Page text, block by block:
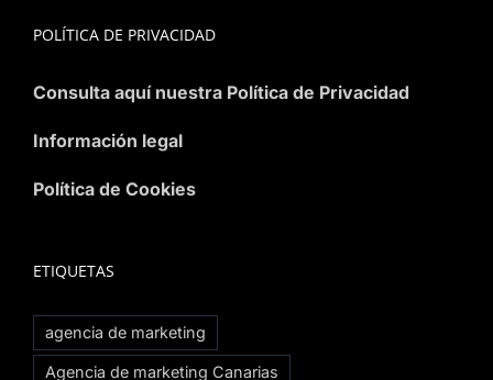
POLÍTICA DE PRIVACIDAD
Consulta aquí nuestra Política de Privacidad
Información legal
Política de Cookies
ETIQUETAS
agencia de marketing
Agencia de marketing Canarias